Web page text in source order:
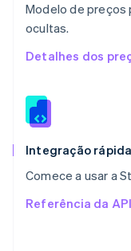
Modelo de preços
ocultas.
Detalhes dos
Integração rápida
Comece a usar a
Referência da API
Nederlands
Polônia
English
RAE de Hong
Reino Unido
English
English
English